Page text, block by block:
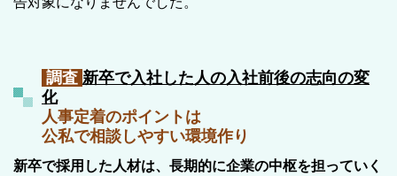
調査 新卒で入社した人の入社前後の志向の変
化
人事定着のポイントは
公私で相談しやすい環境作り
新卒で採用した人材は、長期的に企業の中枢を担っていく